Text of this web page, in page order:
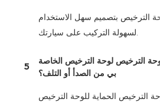
الترخيص بتصميم سهل الاستخدام
لسهولة التركيب على سيارتك.
5
الترخيص لوحة الترخيص الخاصة
بي من الصدأ أو التلف؟
الترخيص الحماية للوحة الترخيص